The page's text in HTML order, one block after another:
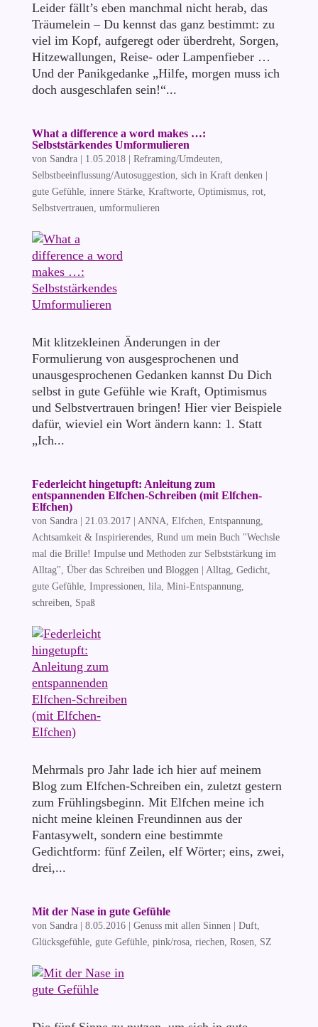
Leider fällt’s eben manchmal nicht herab, das
Träumelein – Du kennst das ganz bestimmt: zu
viel im Kopf, aufgeregt oder überdreht, Sorgen,
Hitzewallungen, Reise- oder Lampenfieber …
Und der Panikgedanke „Hilfe, morgen muss ich
doch ausgeschlafen sein!“...
What a difference a word makes …:
Selbststärkendes Umformulieren
von Sandra| 1.05.2018| Reframing/Umdeuten,
Selbstbeeinflussung/Autosuggestion, sich in Kraft denken|
gute Gefühle, innere Stärke, Kraftworte, Optimismus, rot,
Selbstvertrauen, umformulieren
Mit klitzekleinen Änderungen in der
Formulierung von ausgesprochenen und
unausgesprochenen Gedanken kannst Du Dich
selbst in gute Gefühle wie Kraft, Optimismus
und Selbstvertrauen bringen! Hier vier Beispiele
dafür, wieviel ein Wort ändern kann: 1. Statt
„Ich...
Federleicht hingetupft: Anleitung zum
entspannenden Elfchen-Schreiben (mit Elfchen-
Elfchen)
von Sandra| 21.03.2017| ANNA, Elfchen, Entspannung,
Achtsamkeit & Inspirierendes, Rund um mein Buch "Wechsle
mal die Brille! Impulse und Methoden zur Selbststärkung im
Alltag", Über das Schreiben und Bloggen| Alltag, Gedicht,
gute Gefühle, Impressionen, lila, Mini-Entspannung,
schreiben, Spaß
Mehrmals pro Jahr lade ich hier auf meinem
Blog zum Elfchen-Schreiben ein, zuletzt gestern
zum Frühlingsbeginn. Mit Elfchen meine ich
nicht meine kleinen Freundinnen aus der
Fantasywelt, sondern eine bestimmte
Gedichtform: fünf Zeilen, elf Wörter; eins, zwei,
drei,...
Mit der Nase in gute Gefühle
von Sandra| 8.05.2016| Genuss mit allen Sinnen| Duft,
Glücksgefühle, gute Gefühle, pink/rosa, riechen, Rosen, SZ